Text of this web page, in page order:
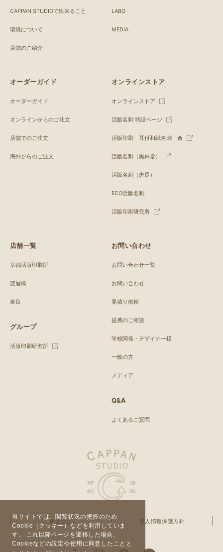
当サイトでは、閲覧状況の把握のため
Cookie（クッキー）などを利用していま
す。 これ以降ページを遷移した場合、
Cookieなどの設定や使用に同意したことと
CAPPAN STUDIOで出来ること
環境について
店舗のご紹介
LABO
MEDIA
オーダーガイド
オーダーガイド
オンラインからのご注文
店舗でのご注文
海外からのご注文
オンラインストア
オンラインストア
活版名刺 特設ページ
活版印刷 耳付和紙名刺 逸
活版名刺（黒林堂）
活版名刺（唐長）
ECO活版名刺
活版印刷研究所
店舗一覧
京都活版印刷所
淀屋橋
奈良
グループ
活版印刷研究所
お問い合わせ
お問い合わせ一覧
お問い合わせ
見積り依頼
提携のご相談
学校関係・デザイナー様
一般の方
メディア
Q&A
よくあるご質問
運営会社 個人情報保護方針